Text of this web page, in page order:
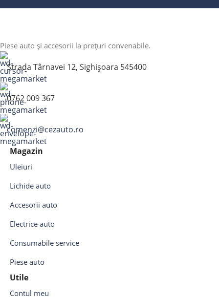
Piese auto și accesorii la prețuri convenabile.
Strada Târnavei 12, Sighișoara 545400
0762 009 367
comenzi@cezauto.ro
Magazin
Uleiuri
Lichide auto
Accesorii auto
Electrice auto
Consumabile service
Piese auto
Utile
Contul meu